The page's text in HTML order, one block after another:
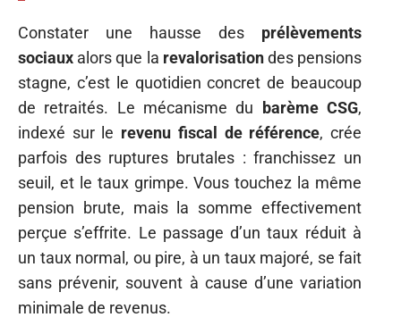
Constater une hausse des prélèvements
sociaux alors que la revalorisationdes pensions
stagne, c’est le quotidien concret de beaucoup
de retraités. Le mécanisme du
barème CSG,
indexé sur le revenu fiscal de référence, crée
parfois des ruptures brutales : franchissez un
seuil, et le taux grimpe. Vous touchez la même
pension brute, mais la somme effectivement
perçue s’effrite. Le passage d’un taux réduit à
un taux normal, ou pire, à un taux majoré, se fait
sans prévenir, souvent à cause d’une variation
minimale de revenus.